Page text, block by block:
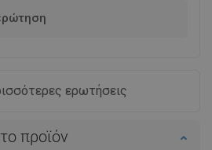
ερωτήσεις
προϊόν